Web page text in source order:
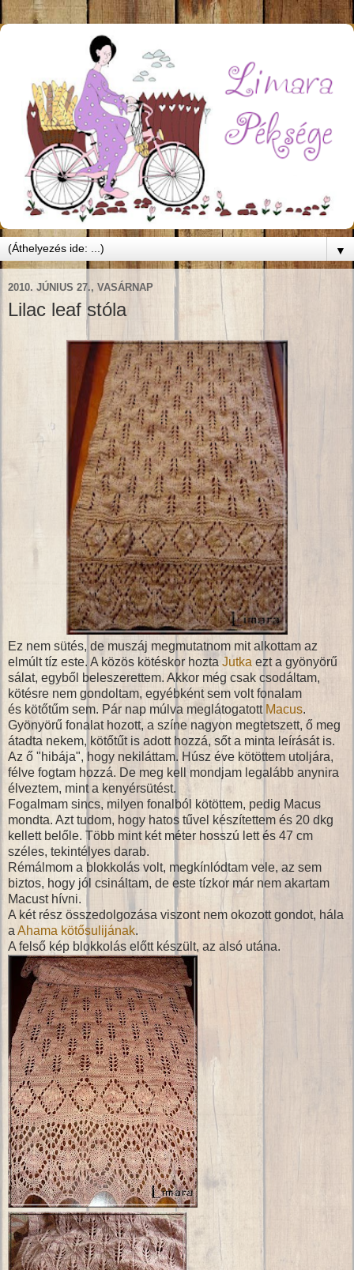
▼
2010. JÚNIUS 27., VASÁRNAP
Lilac leaf stóla
Ez nem sütés, de muszáj megmutatnom mit alkottam az
elmúlt tíz este. A közös kötéskor hozta Jutka ezt a gyönyörű
sálat, egyből beleszerettem. Akkor még csak csodáltam,
kötésre nem gondoltam, egyébként sem volt fonalam
és kötőtűm sem. Pár nap múlva meglátogatott Macus.
Gyönyörű fonalat hozott, a színe nagyon megtetszett, ő meg
átadta nekem, kötőtűt is adott hozzá, sőt a minta leírását is.
Az ő "hibája", hogy nekiláttam. Húsz éve kötöttem utoljára,
félve fogtam hozzá. De meg kell mondjam legalább anynira
élveztem, mint a kenyérsütést.
Fogalmam sincs, milyen fonalból kötöttem, pedig Macus
mondta. Azt tudom, hogy hatos tűvel készítettem és 20 dkg
kellett belőle. Több mint két méter hosszú lett és 47 cm
széles, tekintélyes darab.
Rémálmom a blokkolás volt, megkínlódtam vele, az sem
biztos, hogy jól csináltam, de este tízkor már nem akartam
Macust hívni.
A két rész összedolgozása viszont nem okozott gondot, hála
a Ahama kötősulijának.
A felső kép blokkolás előtt készült, az alsó utána.